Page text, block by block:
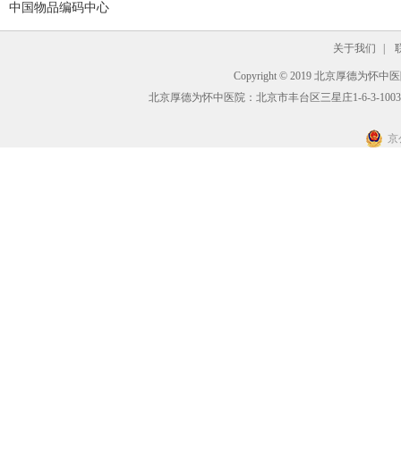
中国物品编码中心
关于我们
Copyright © 2019 北京厚德为怀中
北京厚德为怀中医院：北京市丰台区三星庄1-6-3-1003
京